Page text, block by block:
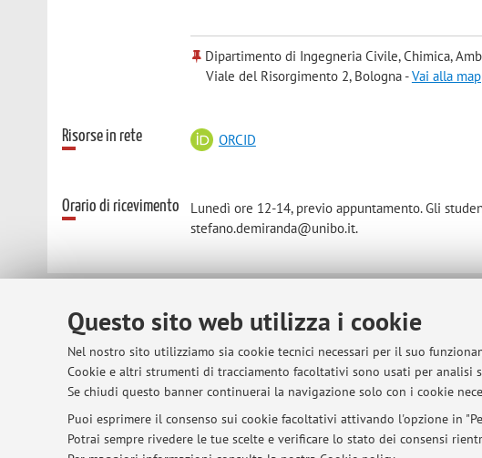
Questo sito web utilizza i cookie
Nel nostro sito utilizziamo sia cookie tecnici necessari per il suo
Cookie e altri strumenti di tracciamento facoltativi sono usati per
Se chiudi questo banner continuerai la navigazione solo con i cookie
Puoi esprimere il consenso sui cookie facoltativi attivando l'opzione in
Potrai sempre rivedere le tue scelte e verificare lo stato dei consensi
Dipartimento di Ingegneria Civile, Chimica,
Viale del Risorgimento 2, Bologna -Vai alla
Risorse in rete ORCID
Orario di ricevimento
Lunedì ore 12-14, previo appuntamento. Gli
stefano.demiranda@unibo.it.
© 2026 - ALMA MATER STUDIORUM - Università di